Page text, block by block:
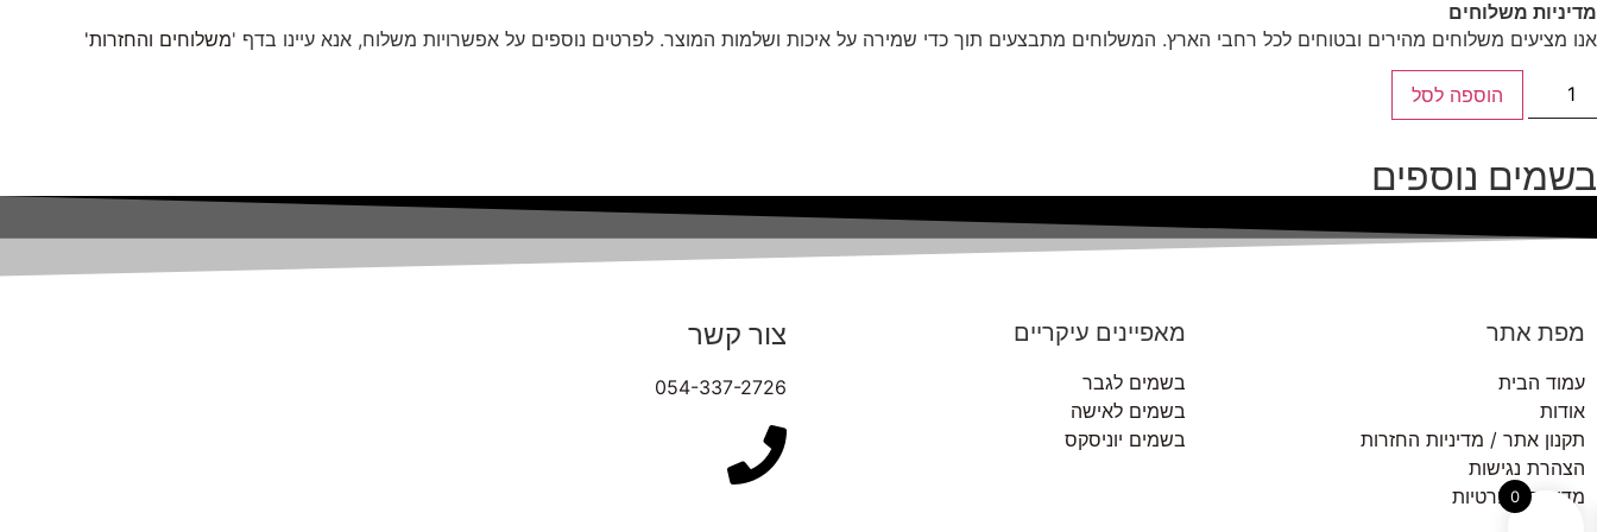
מדיניות משלוחים
אנו מציעים משלוחים מהירים ובטוחים לכל רחבי הארץ. המשלוחים מתבצעים תוך כדי שמירה על איכות ושלמות המוצר. לפרטים נוספים על אפשרויות משלוח, אנא עיינו בדף 'משלוחים והחזרות'
הוספה לסל
בשמים נוספים
מפת אתר
עמוד הבית
אודות
תקנון אתר / מדיניות החזרות
הצהרת נגישות
מדיניות הפרטיות
מאפיינים עיקריים
בשמים לגבר
בשמים לאישה
בשמים יוניסקס
צור קשר
054-337-2726
0